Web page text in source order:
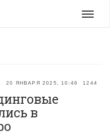
Меню
20 ЯНВАРЯ 2025, 10:46 1244
в